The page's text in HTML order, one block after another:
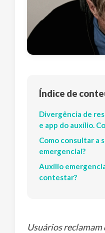
Índice de
Divergência de
e app do auxílio.
Como consultar a
emergencial?
Auxílio
contestar?
Usuários reclamam